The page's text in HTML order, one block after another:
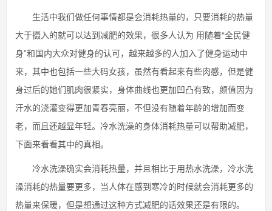
生活中我们做任何事情都是会消耗热量的，只要消耗的热量
大于摄入的就可以达到减肥的效果，很多人认为 用随着“全民健
身”和国内大众对健身的认可，越来越多的人加入了健身运动中
来，其中也包括一些大码女孩，虽然有看起来有些肉感，但是健
身过后的她们肌肉很紧实，身体曲线也更加凹凸有致，颜值因为
汗水的浇灌变得更加青春亮丽，不但没有随着年龄的增加而变
老，而且还越显年轻。冷水洗澡的身体消耗热量可以帮助减肥，
下面来看看其中的真相。
冷水洗澡确实会消耗热量，并且相比于用热水洗澡，冷水洗
澡消耗的热量要更多，当人体在感到寒冷的时候就会消耗更多的
热量来保暖，但是想通过这种方式减肥的话效果还是有限的。